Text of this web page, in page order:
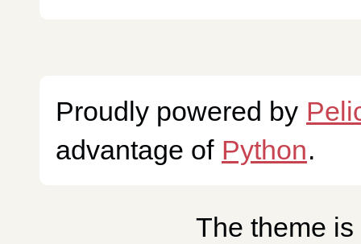
Proudly powered by
advantage of Python.
The theme